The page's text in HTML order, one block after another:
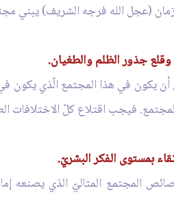
(عجل الله فرجه الشريف) يبني
وقلع جذور الظلم والطغيان.
أن يكون في هذا المجتمع الّذي يكون
فيجب اقتلاع كلّ الاختلافات
بمستوى الفكر البشريّ.
المجتمع المثاليّ الذي يصنعه